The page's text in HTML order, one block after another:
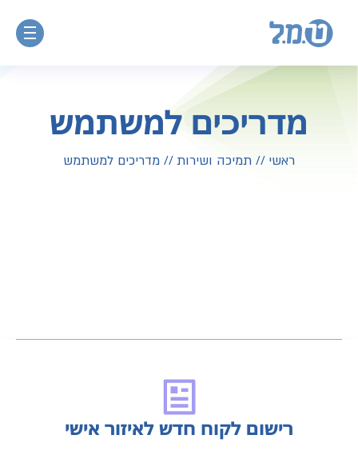
מדריכים למשתמש
ראשי // תמיכה ושירות// מדריכים למשתמש
רישום לקוח חדש לאיזור אישי